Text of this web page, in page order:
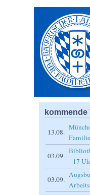
kommende
13.08.
03.09.
- 17
03.09.